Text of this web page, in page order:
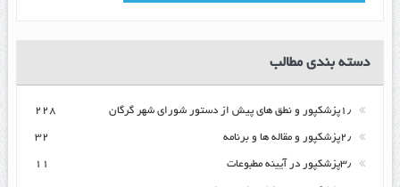
دسته بندی مطالب
۱٫پزشکپور و نطق های پیش از دستور شورای شهر گرگان ۲۲۸
۲٫پزشکپور و مقاله ها و برنامه ۳۲
۳٫پزشکپور در آیینه مطبوعات ۱۱